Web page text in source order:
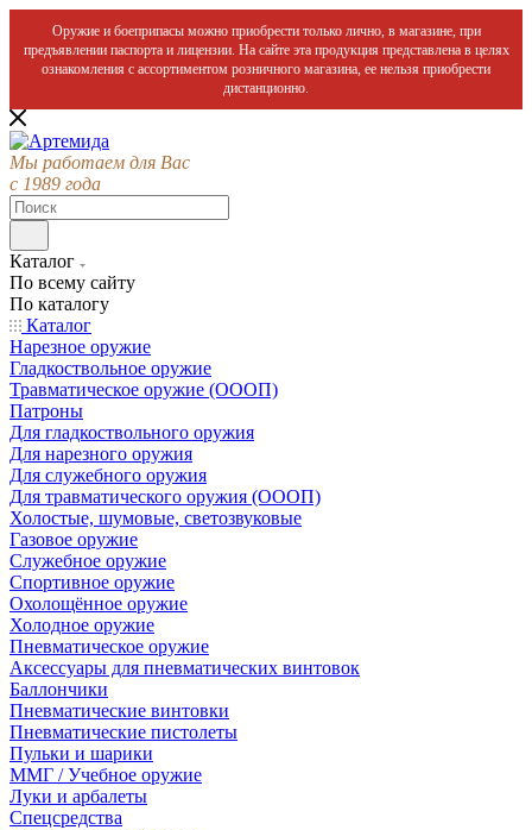
Оружие и боеприпасы можно приобрести только лично, в магазине, при
предъявлении паспорта и лицензии. На сайте эта продукция представлена в целях
ознакомления с ассортиментом розничного магазина, ее нельзя приобрести
дистанционно.
Мы работаем для Вас
с 1989 года
Каталог
По всему сайту
По каталогу
Каталог
Нарезное оружие
Гладкоствольное оружие
Травматическое оружие (ОООП)
Патроны
Для гладкоствольного оружия
Для нарезного оружия
Для служебного оружия
Для травматического оружия (ОООП)
Холостые, шумовые, светозвуковые
Газовое оружие
Служебное оружие
Спортивное оружие
Охолощённое оружие
Холодное оружие
Пневматическое оружие
Аксессуары для пневматических винтовок
Баллончики
Пневматические винтовки
Пневматические пистолеты
Пульки и шарики
ММГ / Учебное оружие
Луки и арбалеты
Спецсредства